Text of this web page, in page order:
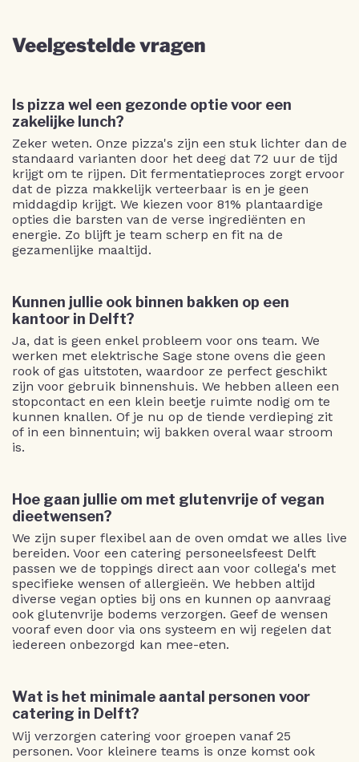
Veelgestelde vragen
Is pizza wel een gezonde optie voor een
zakelijke lunch?
Zeker weten. Onze pizza's zijn een stuk lichter dan de
standaard varianten door het deeg dat 72 uur de tijd
krijgt om te rijpen. Dit fermentatieproces zorgt ervoor
dat de pizza makkelijk verteerbaar is en je geen
middagdip krijgt. We kiezen voor 81% plantaardige
opties die barsten van de verse ingrediënten en
energie. Zo blijft je team scherp en fit na de
gezamenlijke maaltijd.
Kunnen jullie ook binnen bakken op een
kantoor in Delft?
Ja, dat is geen enkel probleem voor ons team. We
werken met elektrische Sage stone ovens die geen
rook of gas uitstoten, waardoor ze perfect geschikt
zijn voor gebruik binnenshuis. We hebben alleen een
stopcontact en een klein beetje ruimte nodig om te
kunnen knallen. Of je nu op de tiende verdieping zit
of in een binnentuin; wij bakken overal waar stroom
is.
Hoe gaan jullie om met glutenvrije of vegan
dieetwensen?
We zijn super flexibel aan de oven omdat we alles live
bereiden. Voor een catering personeelsfeest Delft
passen we de toppings direct aan voor collega's met
specifieke wensen of allergieën. We hebben altijd
diverse vegan opties bij ons en kunnen op aanvraag
ook glutenvrije bodems verzorgen. Geef de wensen
vooraf even door via ons systeem en wij regelen dat
iedereen onbezorgd kan mee-eten.
Wat is het minimale aantal personen voor
catering in Delft?
Wij verzorgen catering voor groepen vanaf 25
personen. Voor kleinere teams is onze komst ook